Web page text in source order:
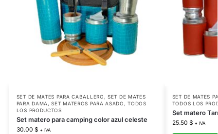
SET DE MATES PARA CABALLERO ,SET DE MATES
PARA DAMA ,SET MATEROS PARA ASADO ,TODOS
LOS PRODUCTOS
Set matero para camping color azul celeste
30.00 $ + IVA
SET DE MATES
TODOS LOS
Set matero
25.50 $ + IVA